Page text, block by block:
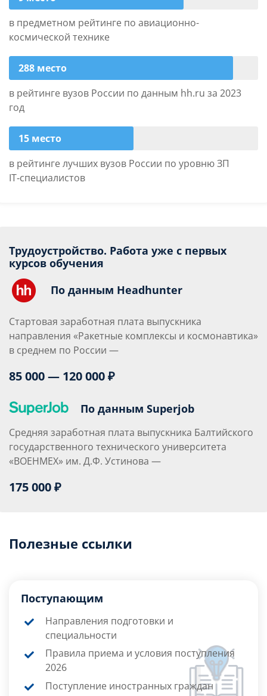
в предметном рейтинге по авиационно-
космической технике
288 место
в рейтинге вузов России по данным hh.ru за 2023
год
15 место
в рейтинге лучших вузов России по уровню ЗП
IT‑специалистов
Трудоустройство. Работа уже с первых
курсов обучения
По данным Headhunter
Стартовая заработная плата выпускника
направления «Ракетные комплексы и космонавтика»
в среднем по России —
85 000 — 120 000 ₽
По данным Superjob
Средняя заработная плата выпускника Балтийского
государственного технического университета
«ВОЕНМЕХ» им. Д.Ф. Устинова —
175 000 ₽
Полезные ссылки
Поступающим
Направления подготовки и
специальности
Правила приема и условия поступления
2026
Поступление иностранных граждан